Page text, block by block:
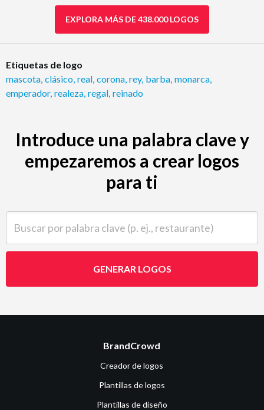
EXPLORA MÁS DE 438.000 LOGOS
Etiquetas de logo
mascota clásico real corona rey, barba monarca
emperador, realeza regal reinado
Introduce una palabra clave y
empezaremos a crear logos
para ti
GENERAR LOGOS
BrandCrowd
Creador de logos
Plantillas de logos
Plantillas de diseño